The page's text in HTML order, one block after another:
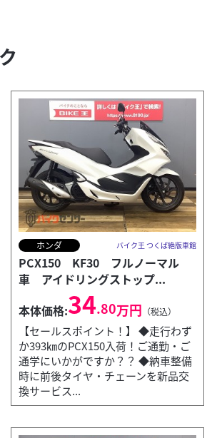
ホンダ バイク王 つくば絶版車館
PCX150 KF30 フルノーマル
車 アイドリングストップ...
本体価格:34.80万円 （税込）
【セールスポイント！】 ◆走行わず
か393㎞のPCX150入荷！ご通勤・ご
通学にいかがですか？？ ◆納車整備
時に前後タイヤ・チェーンを新品交
換サービス...